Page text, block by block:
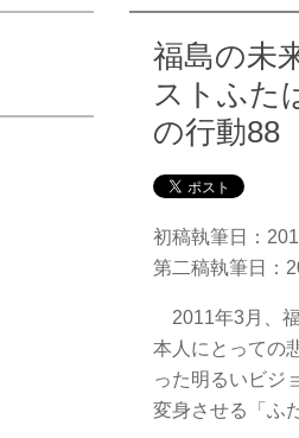
福島の未
ストふた
の行動
初稿執筆日：
第二稿執筆日：
2011年3月、
本人にとっての
った明るいビジ
変身させる「ふ